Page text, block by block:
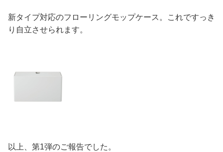
新タイプ対応のフローリングモップケース。これですっき
り自立させられます。
以上、第1弾のご報告でした。